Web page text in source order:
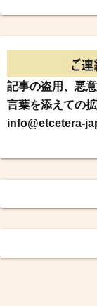
記事の盗用、悪
言葉を添えての
info@etcetera-